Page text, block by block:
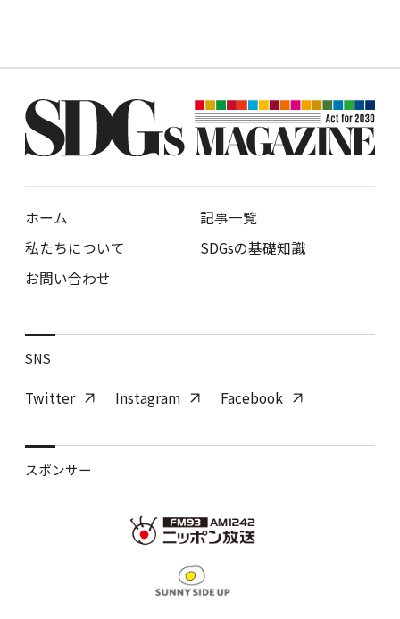
ホーム
記事一覧
私たちについて
SDGsの基礎知識
お問い合わせ
SNS
Twitter Instagram Facebook
スポンサー